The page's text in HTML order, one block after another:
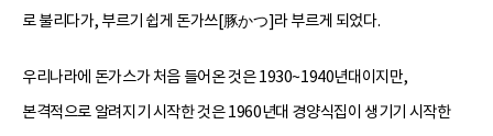
로 불리다가, 부르기 쉽게 돈가쓰[豚かつ]라 부르게 되었다.
우리나라에 돈가스가 처음 들어온 것은 1930~1940년대이지만,
본격적으로 알려지기 시작한 것은 1960년대 경양식집이 생기기 시작한